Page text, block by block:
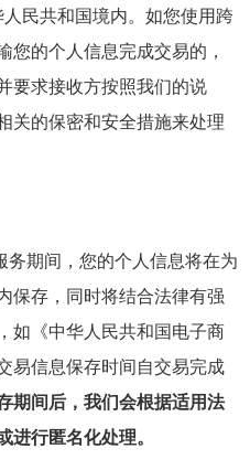
民共和国境内。如您使用跨
您的个人信息完成交易的，
要求接收方按照我们的说
关的保密和安全措施来处理
务期间，您的个人信息将在为
保存，同时将结合法律有强
如《中华人民共和国电子商
易信息保存时间自交易完成
期间后，我们会根据适用法
进行匿名化处理。